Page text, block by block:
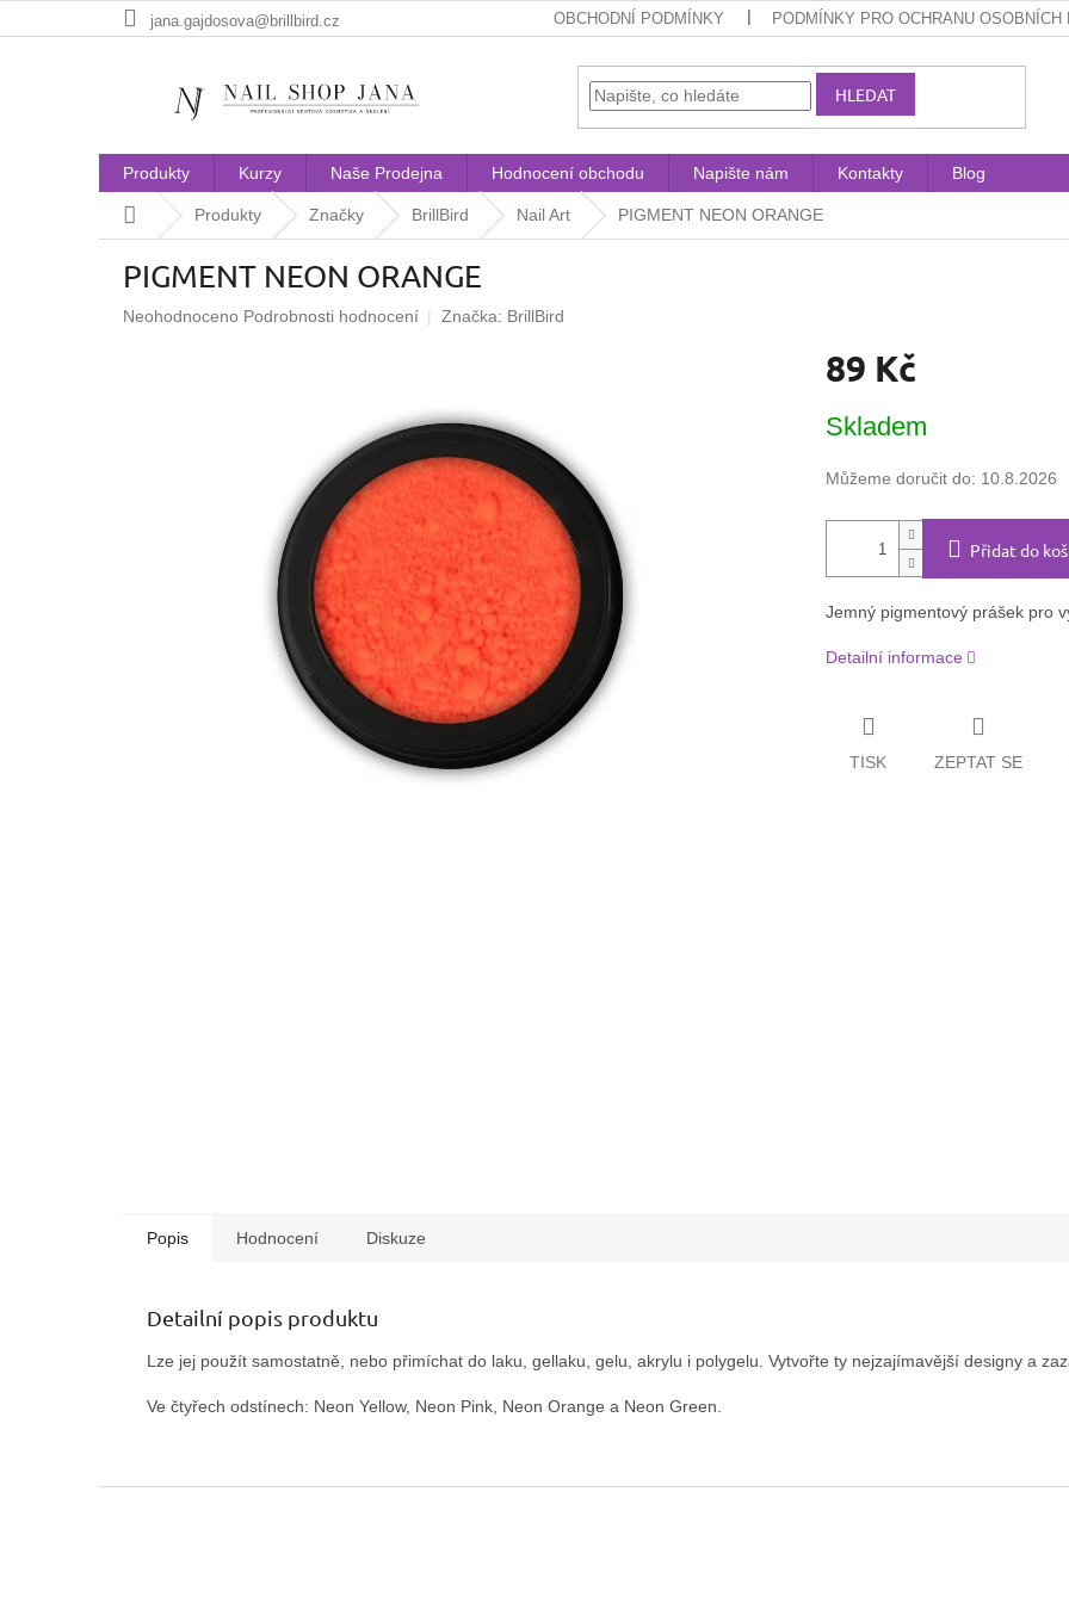
na
jana.gajdosova@brillbird.cz OBCHODNÍ PODMÍNKY PODMÍNKY PRO OCHRANU OSOBNÍCH
HLEDAT
Produkty Kurzy Naše Prodejna Hodnocení obchodu Napište nám Kontakty Blog
Domů Produkty Značky BrillBird Nail Art PIGMENT NEON ORANGE
PIGMENT NEON ORANGE
Průměrné
Neohodnoceno Podrobnosti hodnocení Značka: BrillBird
89 Kč
cena:
Skladem
Můžeme doručit do: 10.8.2026
Přidat do
Jemný pigmentový prášek pro
Detailní informace
TISK ZEPTAT SE
Popis Hodnocení Diskuze
Detailní popis produktu
Lze jej použít samostatně, nebo přimíchat do laku, gellaku, gelu, akrylu i polygelu. Vytvořte ty nejzajímavější designy a
Ve čtyřech odstínech: Neon Yellow, Neon Pink, Neon Orange a Neon Green.